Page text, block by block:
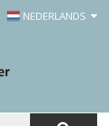
NEDERLANDS